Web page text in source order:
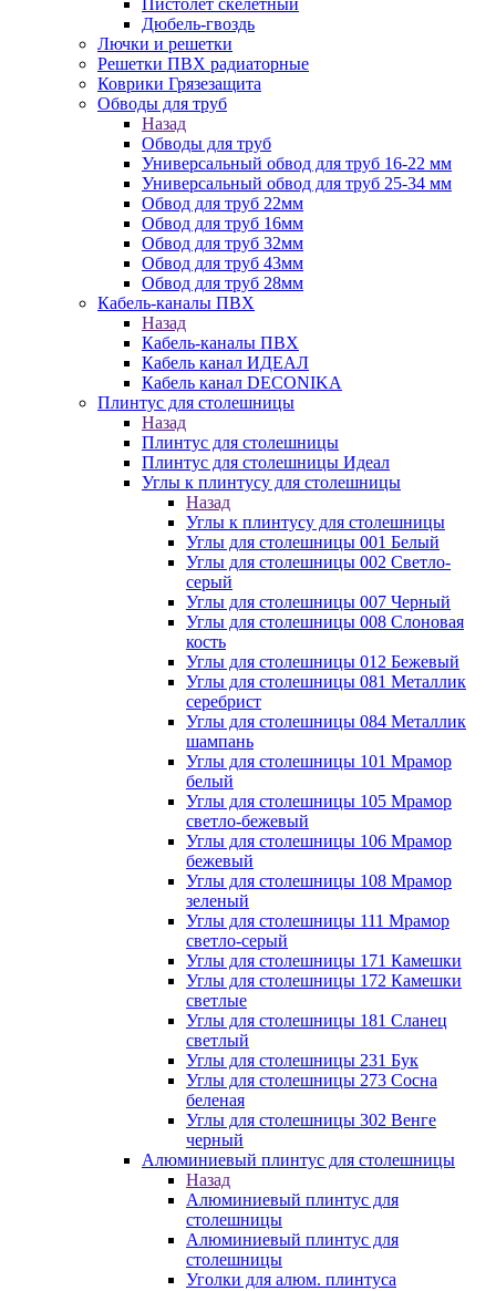
Пистолет скелетный
Дюбель-гвоздь
Лючки и решетки
Решетки ПВХ радиаторные
Коврики Грязезащита
Обводы для труб
Назад
Обводы для труб
Универсальный обвод для труб 16-22 мм
Универсальный обвод для труб 25-34 мм
Обвод для труб 22мм
Обвод для труб 16мм
Обвод для труб 32мм
Обвод для труб 43мм
Обвод для труб 28мм
Кабель-каналы ПВХ
Назад
Кабель-каналы ПВХ
Кабель канал ИДЕАЛ
Кабель канал DECONIKA
Плинтус для столешницы
Назад
Плинтус для столешницы
Плинтус для столешницы Идеал
Углы к плинтусу для столешницы
Назад
Углы к плинтусу для столешницы
Углы для столешницы 001 Белый
Углы для столешницы 002 Светло-
серый
Углы для столешницы 007 Черный
Углы для столешницы 008 Слоновая
кость
Углы для столешницы 012 Бежевый
Углы для столешницы 081 Металлик
серебрист
Углы для столешницы 084 Металлик
шампань
Углы для столешницы 101 Мрамор
белый
Углы для столешницы 105 Мрамор
светло-бежевый
Углы для столешницы 106 Мрамор
бежевый
Углы для столешницы 108 Мрамор
зеленый
Углы для столешницы 111 Мрамор
светло-серый
Углы для столешницы 171 Камешки
Углы для столешницы 172 Камешки
светлые
Углы для столешницы 181 Сланец
светлый
Углы для столешницы 231 Бук
Углы для столешницы 273 Сосна
беленая
Углы для столешницы 302 Венге
черный
Алюминиевый плинтус для столешницы
Назад
Алюминиевый плинтус для
столешницы
Алюминиевый плинтус для
столешницы
Уголки для алюм. плинтуса